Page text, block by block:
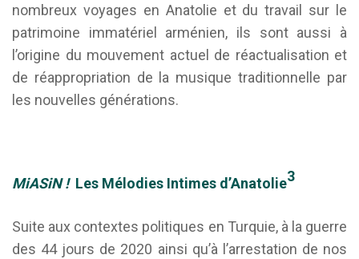
nombreux voyages en Anatolie et du travail sur le
patrimoine immatériel arménien, ils sont aussi à
l’origine du mouvement actuel de réactualisation et
de réappropriation de la musique traditionnelle par
les nouvelles générations.
MiASiN !Les Mélodies Intimes d’Anatolie3
Suite aux contextes politiques en Turquie, à la guerre
des 44 jours de 2020 ainsi qu’à l’arrestation de nos